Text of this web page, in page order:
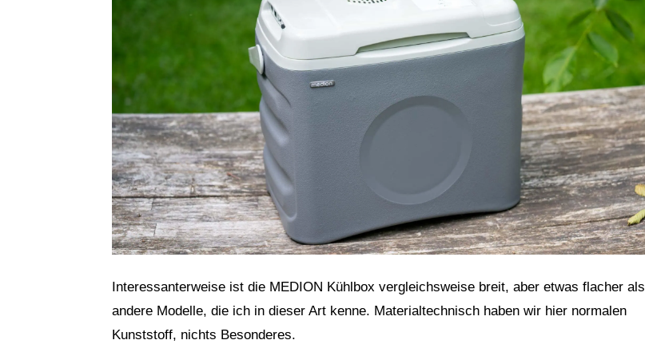
Interessanterweise ist die MEDION Kühlbox vergleichsweise breit, aber etwas flacher als
andere Modelle, die ich in dieser Art kenne. Materialtechnisch haben wir hier normalen
Kunststoff, nichts Besonderes.